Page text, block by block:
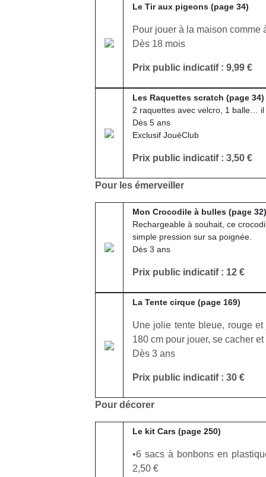
Le Tir aux pigeons (page 34)
Pour jouer à la maison comme
Dès 18 mois
Prix public indicatif : 9,99 €
Les Raquettes scratch (page 34)
2 raquettes avec velcro, 1 balle… il
Dès 5 ans
Exclusif JouéClub
Prix public indicatif : 3,50 €
Pour les émerveiller
Mon Crocodile à bulles (page 32)
Rechargeable à souhait, ce
simple pression sur sa poignée.
Dès 3 ans
Prix public indicatif : 12 €
La Tente cirque (page 169)
Une jolie tente bleue, rouge
180 cm pour jouer, se cacher et
Dès 3 ans
Prix public indicatif : 30 €
Pour décorer
Le kit Cars (page 250)
•6 sacs à bonbons en
2,50 €